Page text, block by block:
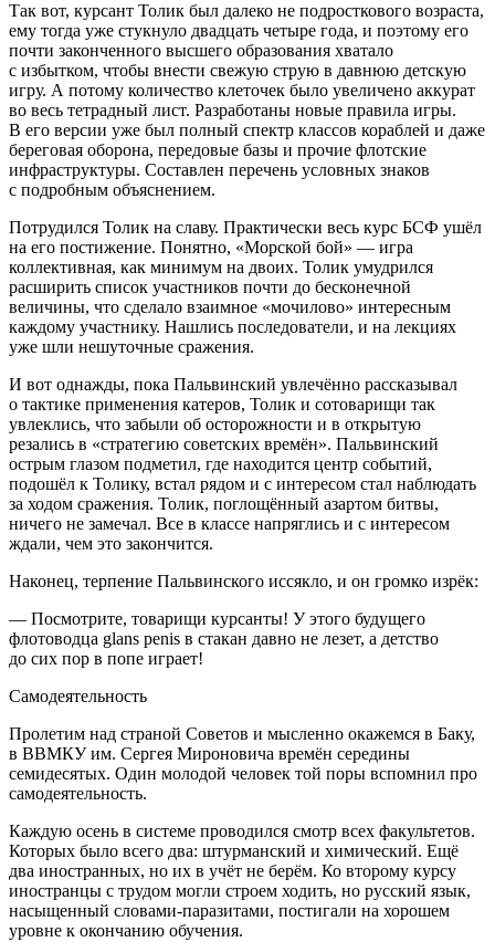
Так вот, курсант Толик был далеко не подросткового возраста,
ему тогда уже стукнуло двадцать четыре года, и поэтому его
почти законченного высшего образования хватало
с избытком, чтобы внести свежую струю в давнюю детскую
игру. А потому количество клеточек было увеличено аккурат
во весь тетрадный лист. Разработаны новые правила игры.
В его версии уже был полный спектр классов кораблей и даже
береговая оборона, передовые базы и прочие флотские
инфраструктуры. Составлен перечень условных знаков
с подробным объяснением.
Потрудился Толик на славу. Практически весь курс БСФ ушёл
на его постижение. Понятно, «Морской бой» — игра
коллективная, как минимум на двоих. Толик умудрился
расширить список участников почти до бесконечной
величины, что сделало взаимное «мочилово» интересным
каждому участнику. Нашлись последователи, и на лекциях
уже шли нешуточные сражения.
И вот однажды, пока Пальвинский увлечённо рассказывал
о тактике применения катеров, Толик и сотоварищи так
увлеклись, что забыли об осторожности и в открытую
резались в «стратегию советских времён». Пальвинский
острым глазом подметил, где находится центр событий,
подошёл к Толику, встал рядом и с интересом стал наблюдать
за ходом сражения. Толик, поглощённый азартом битвы,
ничего не замечал. Все в классе напряглись и с интересом
ждали, чем это закончится.
Наконец, терпение Пальвинского иссякло, и он громко изрёк:
— Посмотрите, товарищи курсанты! У этого будущего
флотоводца glans penis в стакан давно не лезет, а детство
до сих пор в попе играет!
Самодеятельность
Пролетим над страной Советов и мысленно окажемся в Баку,
в ВВМКУ им. Сергея Мироновича времён середины
семидесятых. Один молодой человек той поры вспомнил про
самодеятельность.
Каждую осень в системе проводился смотр всех факультетов.
Которых было всего два: штурманский и химический. Ещё
два иностранных, но их в учёт не берём. Ко второму курсу
иностранцы с трудом могли строем ходить, но русский язык,
насыщенный словами-паразитами, постигали на хорошем
уровне к окончанию обучения.